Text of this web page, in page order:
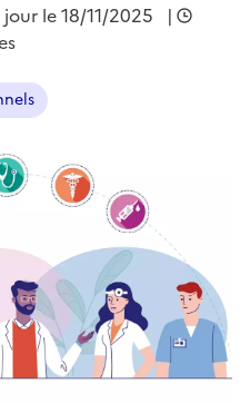
jour le 18/11/2025
|